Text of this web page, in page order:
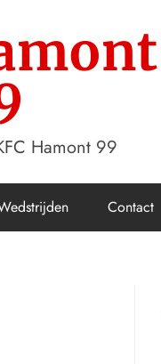
Hamont 99
Contact